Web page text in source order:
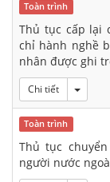
Toàn trình
Thủ tục cấp lại
chỉ hành nghề
nhân được ghi
Chi tiết
Toàn trình
Thủ tục
người nước